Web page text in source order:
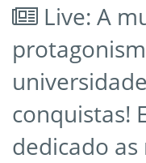
Live: A
conquistas!
dedicado